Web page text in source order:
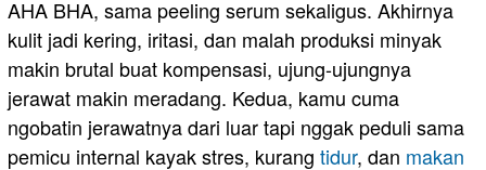
AHA BHA, sama peeling serum sekaligus. Akhirnya
kulit jadi kering, iritasi, dan malah produksi minyak
makin brutal buat kompensasi, ujung-ujungnya
jerawat makin meradang. Kedua, kamu cuma
ngobatin jerawatnya dari luar tapi nggak peduli sama
pemicu internal kayak stres, kurang tidur, dan makan